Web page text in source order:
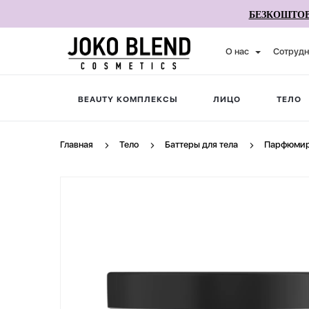
О нас
BEAUTY КОМПЛЕКСЫ ЛИЦО ТЕЛО
Главная Тело Баттеры для тела